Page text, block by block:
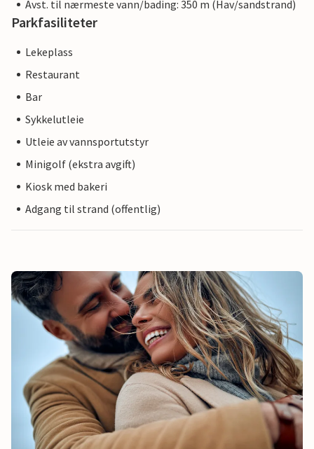
Avst. til nærmeste vann/bading: 350 m (Hav/sandstrand)
Parkfasiliteter
Lekeplass
Restaurant
Bar
Sykkelutleie
Utleie av vannsportutstyr
Minigolf (ekstra avgift)
Kiosk med bakeri
Adgang til strand (offentlig)